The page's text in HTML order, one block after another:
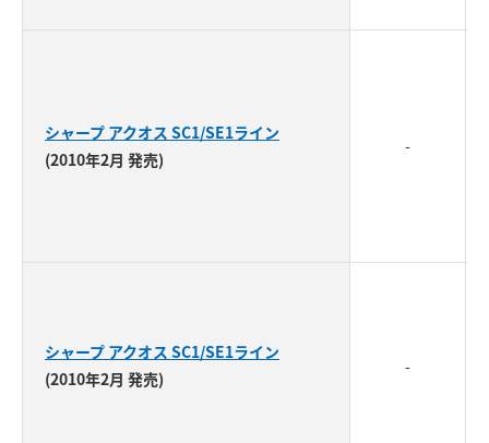
シャープ アクオス SC1/SE1ライン
(2010年2月 発売)
-
シャープ アクオス SC1/SE1ライン
(2010年2月 発売)
-